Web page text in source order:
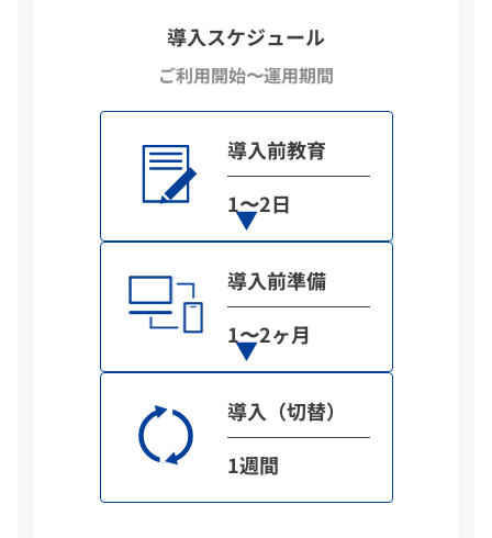
導入スケジュール
ご利用開始〜運用期間
導入前教育
1〜2日
導入前準備
1〜2ヶ月
導入（切替）
1週間